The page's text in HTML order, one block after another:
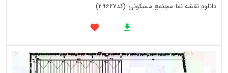
دانلود نقشه نما مجتمع مسکونی (کد29627)